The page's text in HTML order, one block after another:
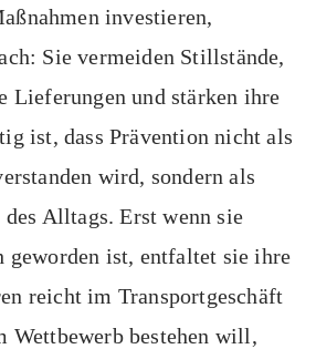
investieren,
Sie vermeiden Stillstände,
Lieferungen und stärken ihre
ist, dass Prävention nicht als
wird, sondern als
Alltags. Erst wenn sie
geworden ist, entfaltet sie ihre
reicht im Transportgeschäft
Wettbewerb bestehen will,